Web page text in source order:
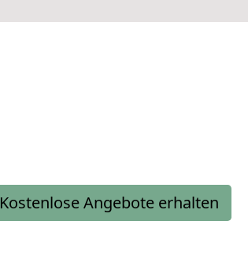
Kostenlose Angebote erhalten